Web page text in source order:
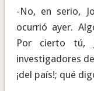
-No, en serio,
ocurrió ayer.
Por cierto tú,
investigadores
¡del país!; qué